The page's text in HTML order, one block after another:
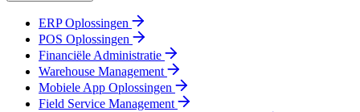
ERP Oplossingen
POS Oplossingen
Financiële Administratie
Warehouse Management
Mobiele App Oplossingen
Field Service Management